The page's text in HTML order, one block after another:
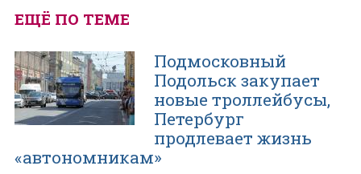
ЕЩЁ ПО ТЕМЕ
Подмосковный
Подольск закупает
новые троллейбусы,
Петербург
продлевает жизнь
«автономникам»